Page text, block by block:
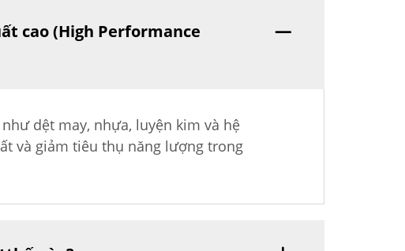
cao (High Performance
dệt may, nhựa, luyện kim và hệ
và giảm tiêu thụ năng lượng trong